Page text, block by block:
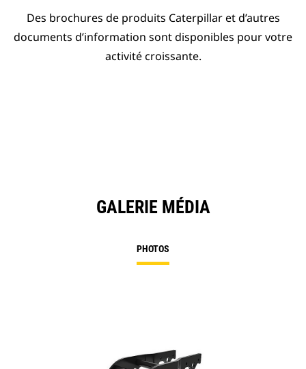
Des brochures de produits Caterpillar et d’autres
documents d’information sont disponibles pour votre
activité croissante.
GALERIE MÉDIA
PHOTOS